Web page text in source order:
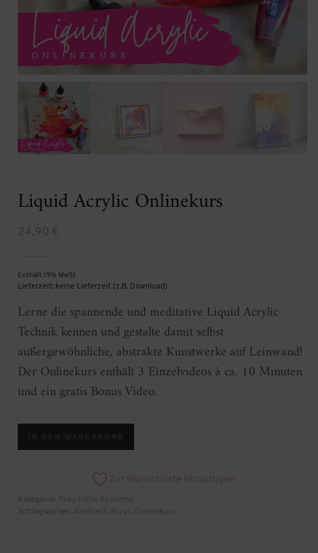
Liquid Acrylic Onlinekurs
24,90 €
Enthält 19% MwSt.
Lieferzeit: keine Lieferzeit (z.B. Download)
Lerne die spannende und meditative Liquid Acrylic
Technik kennen und gestalte damit selbst
außergewöhnliche, abstrakte Kunstwerke auf Leinwand!
Der Onlinekurs enthält 3 Einzelvideos à ca. 10 Minuten
und ein gratis Bonus Video.
Acrylic
Onlinekurs
IN DEN WARENKORB
Zur Wunschliste hinzufügen
Kategorie:
Schlagwörter:
, ,